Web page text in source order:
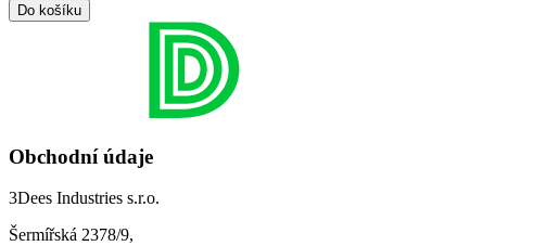
Do košíku
Obchodní údaje
3Dees Industries s.r.o.
Šermířská 2378/9,